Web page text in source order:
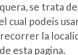
se trata de
cual podeis
la
esta pagina.